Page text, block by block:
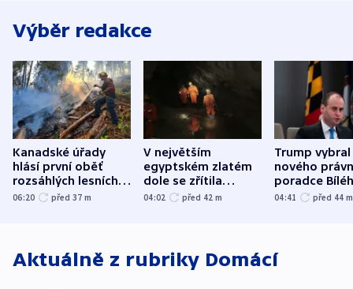
Výběr redakce
Kanadské úřady
hlásí první oběť
rozsáhlých lesních
požárů
06:20 před 37 m
V největším
egyptském zlatém
dole se zřítila
hornina, jeden
04:02 před 42 m
Trump vybral
nového
poradce
domu
04:41 před 44 m
Aktuálně z rubriky Domácí